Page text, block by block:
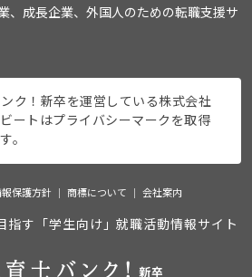
、成長企業、外国人のための転職支援サ
ク！新卒を運営している株式会社
ートはプライバシーマークを取得
。
保護方針 商標について 会社案内
指す「学生向け」就職活動情報サイト